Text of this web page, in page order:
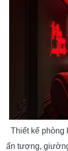
Thiết kế phòng
ấn tượng,